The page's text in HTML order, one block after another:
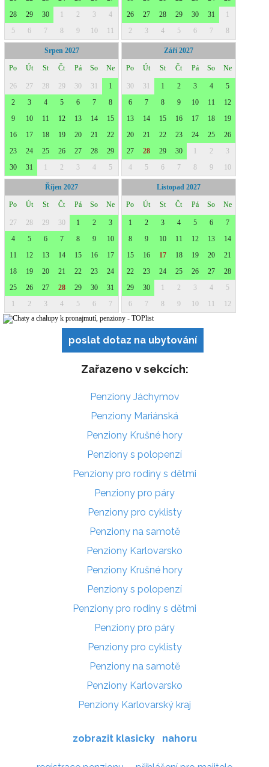
poslat dotaz na ubytování
Zařazeno v sekcích:
Penziony Jáchymov
Penziony Mariánská
Penziony Krušné hory
Penziony s polopenzí
Penziony pro rodiny s dětmi
Penziony pro páry
Penziony pro cyklisty
Penziony na samotě
Penziony Karlovarsko
Penziony Krušné hory
Penziony s polopenzí
Penziony pro rodiny s dětmi
Penziony pro páry
Penziony pro cyklisty
Penziony na samotě
Penziony Karlovarsko
Penziony Karlovarský kraj
zobrazit klasicky nahoru